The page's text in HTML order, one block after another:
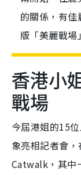
的關係，有
版「美麗戰場
香港小
戰場
今屆港姐的15
象亮相記者會
Catwalk，其中